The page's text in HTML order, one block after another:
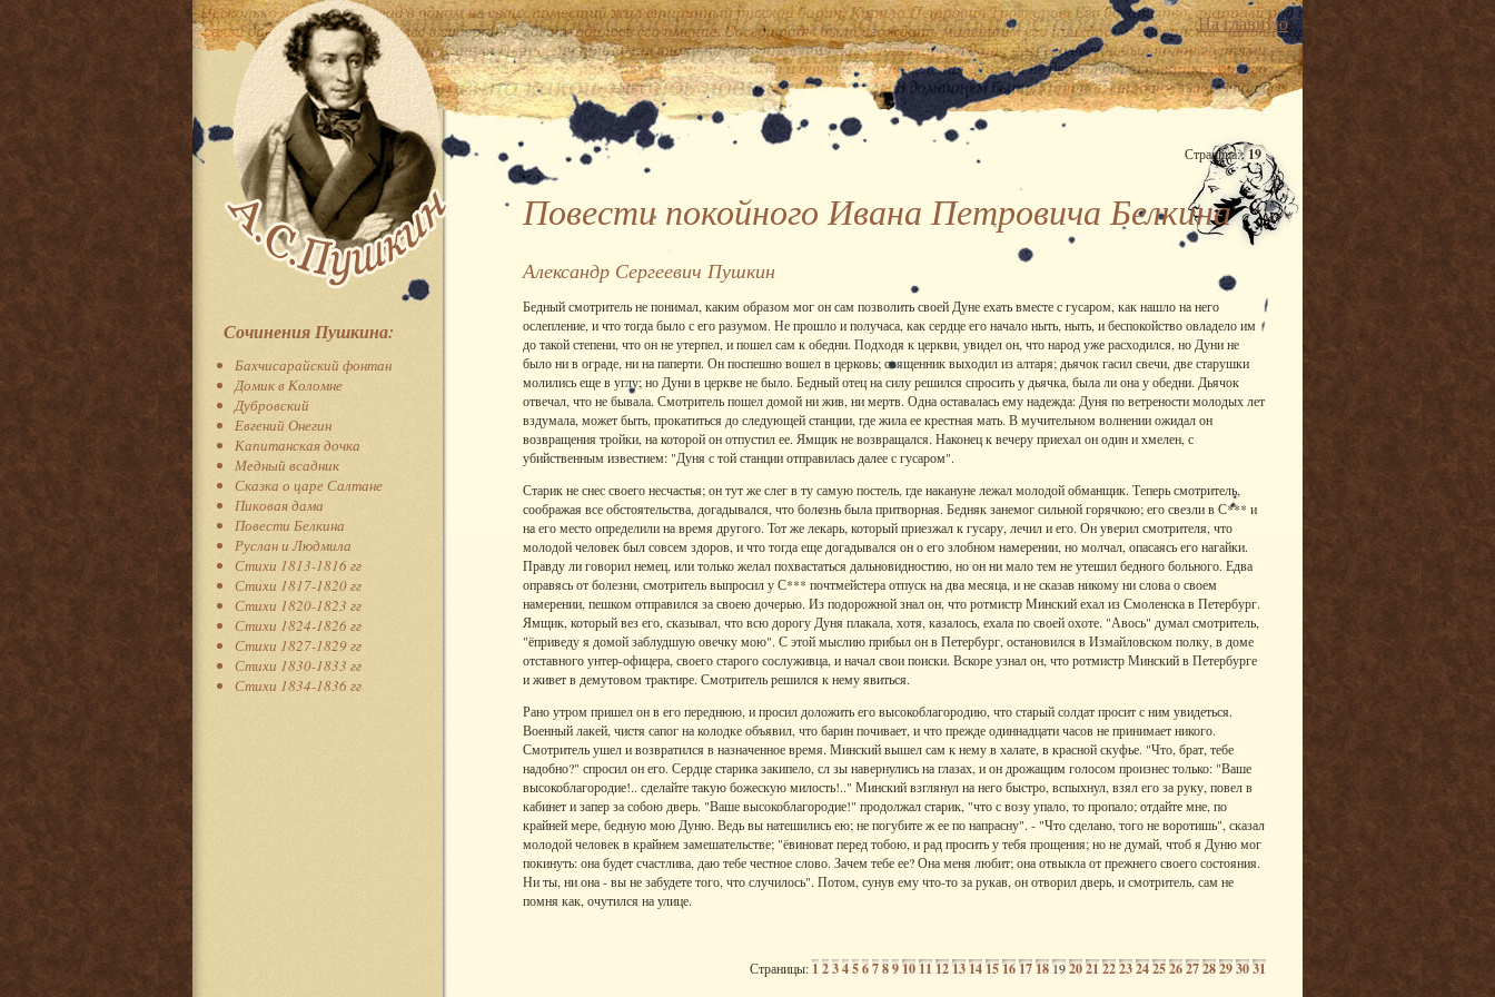
Сочинения Пушкина:
Бахчисарайский фонтан
Домик в Коломне
Дубровский
Евгений Онегин
Капитанская дочка
Медный всадник
Сказка о царе Салтане
Пиковая дама
Повести Белкина
Руслан и Людмила
Стихи 1813-1816 гг
Стихи 1817-1820 гг
Стихи 1820-1823 гг
Стихи 1824-1826 гг
Стихи 1827-1829 гг
Стихи 1830-1833 гг
Стихи 1834-1836 гг
На главную
Страница: 19
Повести покойного Ивана Петровича Белкина
Александр Сергеевич Пушкин
Бедный смотритель не понимал, каким образом мог он сам позволить своей Дуне ехать вместе с гусаром, как нашло на него
ослепление, и что тогда было с его разумом. Не прошло и получаса, как сердце его начало ныть, ныть, и беспокойство овладело им
до такой степени, что он не утерпел, и пошел сам к обедни. Подходя к церкви, увидел он, что народ уже расходился, но Дуни не
было ни в ограде, ни на паперти. Он поспешно вошел в церковь; священник выходил из алтаря; дьячок гасил свечи, две старушки
молились еще в углу; но Дуни в церкве не было. Бедный отец на силу решился спросить у дьячка, была ли она у обедни. Дьячок
отвечал, что не бывала. Смотритель пошел домой ни жив, ни мертв. Одна оставалась ему надежда: Дуня по ветрености молодых лет
вздумала, может быть, прокатиться до следующей станции, где жила ее крестная мать. В мучительном волнении ожидал он
возвращения тройки, на которой он отпустил ее. Ямщик не возвращался. Наконец к вечеру приехал он один и хмелен, с
убийственным известием: "Дуня с той станции отправилась далее с гусаром".
Старик не снес своего несчастья; он тут же слег в ту самую постель, где накануне лежал молодой обманщик. Теперь смотритель,
соображая все обстоятельства, догадывался, что болезнь была притворная. Бедняк занемог сильной горячкою; его свезли в С*** и
на его место определили на время другого. Тот же лекарь, который приезжал к гусару, лечил и его. Он уверил смотрителя, что
молодой человек был совсем здоров, и что тогда еще догадывался он о его злобном намерении, но молчал, опасаясь его нагайки.
Правду ли говорил немец, или только желал похвастаться дальновидностию, но он ни мало тем не утешил бедного больного. Едва
оправясь от болезни, смотритель выпросил у С*** почтмейстера отпуск на два месяца, и не сказав никому ни слова о своем
намерении, пешком отправился за своею дочерью. Из подорожной знал он, что ротмистр Минский ехал из Смоленска в Петербург.
Ямщик, который вез его, сказывал, что всю дорогу Дуня плакала, хотя, казалось, ехала по своей охоте. "Авось" думал смотритель,
"ёприведу я домой заблудшую овечку мою". С этой мыслию прибыл он в Петербург, остановился в Измайловском полку, в доме
отставного унтер-офицера, своего старого сослуживца, и начал свои поиски. Вскоре узнал он, что ротмистр Минский в Петербурге
и живет в демутовом трактире. Смотритель решился к нему явиться.
Рано утром пришел он в его переднюю, и просил доложить его высокоблагородию, что старый солдат просит с ним увидеться.
Военный лакей, чистя сапог на колодке объявил, что барин почивает, и что прежде одиннадцати часов не принимает никого.
Смотритель ушел и возвратился в назначенное время. Минский вышел сам к нему в халате, в красной скуфье. "Что, брат, тебе
надобно?" спросил он его. Сердце старика закипело, сл зы навернулись на глазах, и он дрожащим голосом произнес только: "Ваше
высокоблагородие!.. сделайте такую божескую милость!.." Минский взглянул на него быстро, вспыхнул, взял его за руку, повел в
кабинет и запер за собою дверь. "Ваше высокоблагородие!" продолжал старик, "что с возу упало, то пропало; отдайте мне, по
крайней мере, бедную мою Дуню. Ведь вы натешились ею; не погубите ж ее по напрасну". - "Что сделано, того не воротишь", сказал
молодой человек в крайнем замешательстве; "ёвиноват перед тобою, и рад просить у тебя прощения; но не думай, чтоб я Дуню мог
покинуть: она будет счастлива, даю тебе честное слово. Зачем тебе ее? Она меня любит; она отвыкла от прежнего своего состояния.
Ни ты, ни она - вы не забудете того, что случилось". Потом, сунув ему что-то за рукав, он отворил дверь, и смотритель, сам не
помня как, очутился на улице.
Страницы:1 2345678910111213141516171819202122232425262728293031